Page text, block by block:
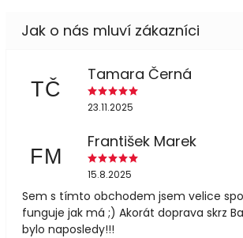
TČ
Tamara Černá
23.11.2025
FM
František Marek
15.8.2025
Sem s tímto obchodem jsem velice
funguje jak má ;) Akorát doprava skrz
bylo naposledy!!!